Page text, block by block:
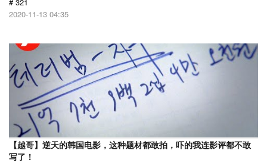
2020-11-13 04:35
【越哥】逆天的韩国电影，这种题材都敢拍，吓的我连影评都不敢
写了！